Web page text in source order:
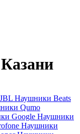
Наушники Beats
Qumo
Google Наушники
Наушники